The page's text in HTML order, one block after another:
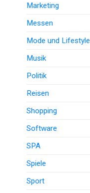
Marketing
Messen
Mode und Lifestyle
Musik
Politik
Reisen
Shopping
Software
SPA
Spiele
Sport